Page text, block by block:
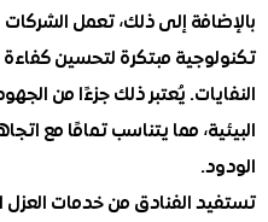
إلى ذلك، تعمل الشركات
مبتكرة لتحسين كفاءة
يُعتبر ذلك جزءًا من الجهود
مما يتناسب تمامًا مع اتجاهات
الفنادق من خدمات العزل